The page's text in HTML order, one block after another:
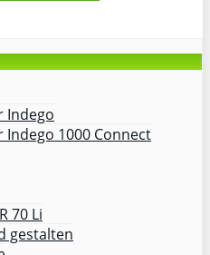
Indego
Indego 1000 Connect
70 Li
gestalten